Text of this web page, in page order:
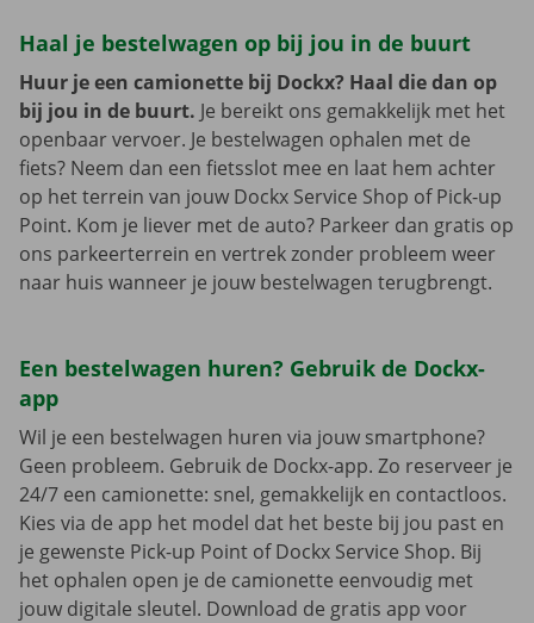
Haal je bestelwagen op bij jou in de buurt
Huur je een camionette bij Dockx? Haal die dan op
bij jou in de buurt. Je bereikt ons gemakkelijk met het
openbaar vervoer. Je bestelwagen ophalen met de
fiets? Neem dan een fietsslot mee en laat hem achter
op het terrein van jouw Dockx Service Shop of Pick-up
Point. Kom je liever met de auto? Parkeer dan gratis op
ons parkeerterrein en vertrek zonder probleem weer
naar huis wanneer je jouw bestelwagen terugbrengt.
Een bestelwagen huren? Gebruik de Dockx-
app
Wil je een bestelwagen huren via jouw smartphone?
Geen probleem. Gebruik de Dockx-app. Zo reserveer je
24/7 een camionette: snel, gemakkelijk en contactloos.
Kies via de app het model dat het beste bij jou past en
je gewenste Pick-up Point of Dockx Service Shop. Bij
het ophalen open je de camionette eenvoudig met
jouw digitale sleutel. Download de gratis app voor